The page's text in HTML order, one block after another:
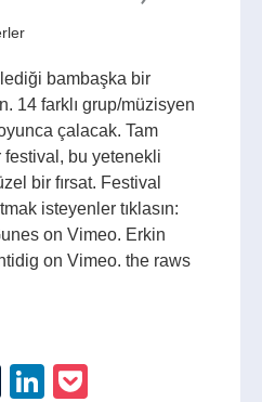
bambaşka bir
14 farklı grup/müzisyen
çalacak. Tam
festival, bu yetenekli
bir fırsat. Festival
isteyenler tıklasın:
on Vimeo. Erkin
on Vimeo. the raws
TumblrLinkedIn